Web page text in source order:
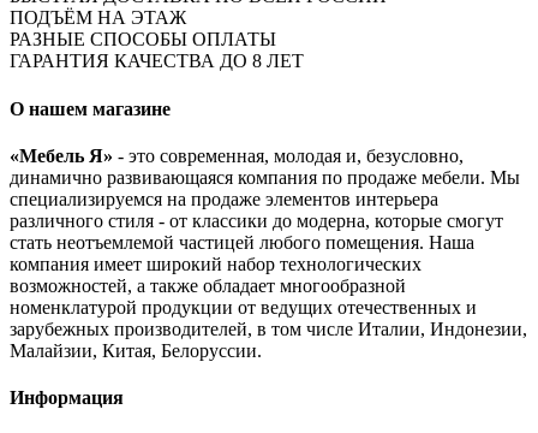
ПОДЪЁМ НА ЭТАЖ
РАЗНЫЕ СПОСОБЫ ОПЛАТЫ
ГАРАНТИЯ КАЧЕСТВА ДО 8 ЛЕТ
О нашем магазине
«Мебель Я» - это современная, молодая и, безусловно,
динамично развивающаяся компания по продаже мебели. Мы
специализируемся на продаже элементов интерьера
различного стиля - от классики до модерна, которые смогут
стать неотъемлемой частицей любого помещения. Наша
компания имеет широкий набор технологических
возможностей, а также обладает многообразной
номенклатурой продукции от ведущих отечественных и
зарубежных производителей, в том числе Италии, Индонезии,
Малайзии, Китая, Белоруссии.
Информация